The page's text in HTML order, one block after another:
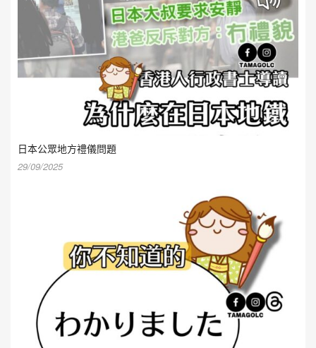
日本公眾地方禮儀問題
29/09/2025